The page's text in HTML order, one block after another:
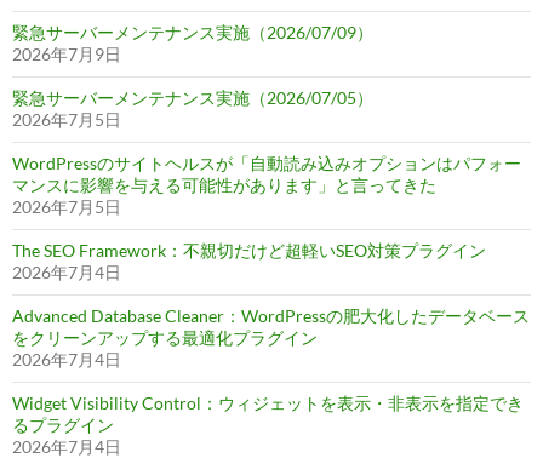
緊急サーバーメンテナンス実施（2026/07/09）
2026年7月9日
緊急サーバーメンテナンス実施（2026/07/05）
2026年7月5日
WordPressのサイトヘルスが「自動読み込みオプションはパフォー
マンスに影響を与える可能性があります」と言ってきた
2026年7月5日
The SEO Framework：不親切だけど超軽いSEO対策プラグイン
2026年7月4日
Advanced Database Cleaner：WordPressの肥大化したデータベース
をクリーンアップする最適化プラグイン
2026年7月4日
Widget Visibility Control：ウィジェットを表示・非表示を指定でき
るプラグイン
2026年7月4日